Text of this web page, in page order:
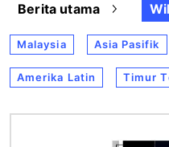
Berita utama
Malaysia Asia Pasifik
Amerika Latin Timur